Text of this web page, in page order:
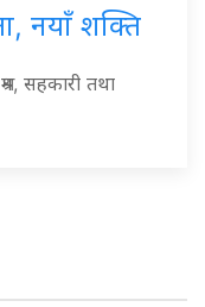
नयाँ शक्ति
सहकारी तथा